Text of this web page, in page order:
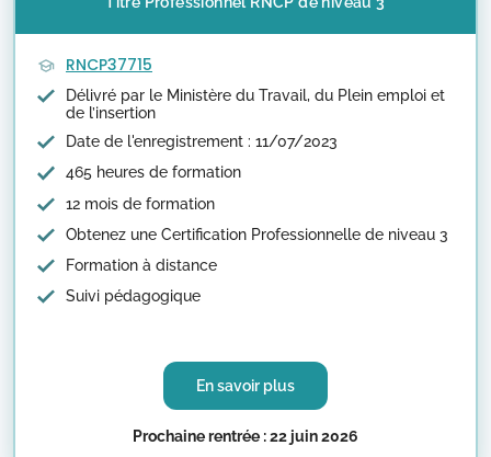
RNCP37715
Délivré par le Ministère du Travail, du Plein emploi et
de l’insertion
Date de l'enregistrement : 11/07/2023
465 heures de formation
12 mois de formation
Obtenez une Certification Professionnelle de niveau 3
Formation à distance
Suivi pédagogique
En savoir plus
Prochaine rentrée : 22 juin 2026